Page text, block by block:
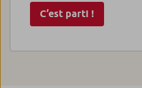
C’est parti !